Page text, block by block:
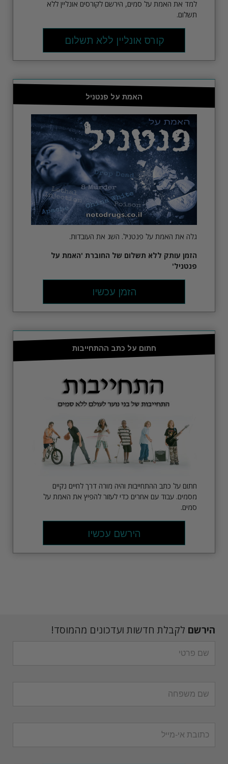
למד את האמת על סמים, הירשם לקורסים אונליין ללא
תשלום.
קורס אונליין ללא תשלום
האמת על פנטניל
גלה את האמת על פנטניל. השג את העובדות.
הזמן עותק ללא תשלום של החוברת 'האמת על
פנטניל'
הזמן עכשיו
חתום על כתב ההתחייבות
חתום על כתב ההתחייבות והיה מורה דרך לחיים נקיים
מסמים. עבוד עם אחרים כדי לעזור להפיץ את האמת על
סמים.
הירשם עכשיו
הירשם לקבלת חדשות ועדכונים מהמוסד!